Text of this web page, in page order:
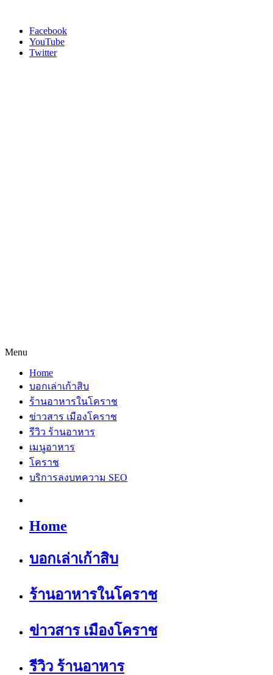
Facebook
YouTube
Twitter
Menu
Home
บอกเล่าเก้าสิบ
ร้านอาหารในโคราช
ข่าวสาร เมืองโคราช
รีวิว ร้านอาหาร
เมนูอาหาร
โคราช
บริการลงบทความ SEO
Home
บอกเล่าเก้าสิบ
ร้านอาหารในโคราช
ข่าวสาร เมืองโคราช
รีวิว ร้านอาหาร